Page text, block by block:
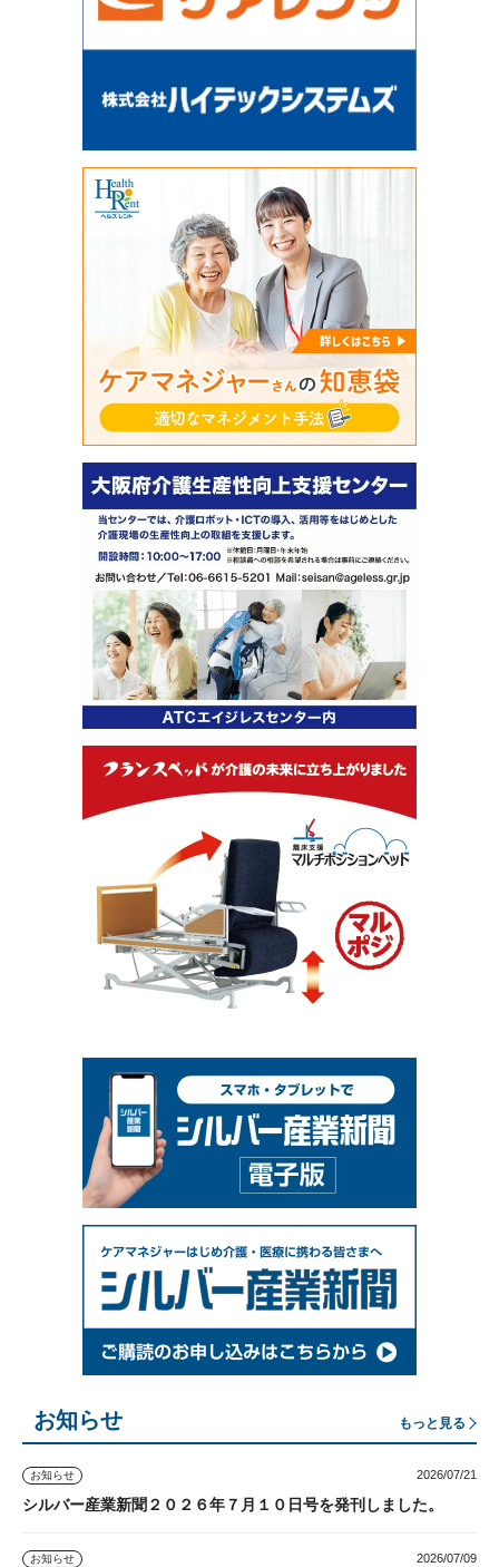
お知らせ もっと見る
お知らせ 2026/07/21
シルバー産業新聞２０２６年７月１０日号を発刊しました。
お知らせ 2026/07/09